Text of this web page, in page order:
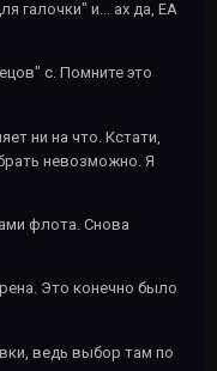
галочки" и... ах да, ЕА
с. Помните это
ни на что. Кстати,
невозможно. Я
флота. Снова
Это конечно было
ведь выбор там по